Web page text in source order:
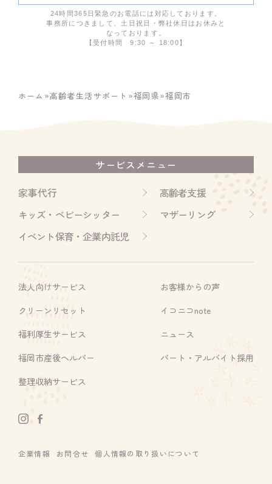
24時間365日緊急のお電話には対応しております。
事務所につきまして、土日祝日・弊社休日はお休みと
なっております。
【受付時間 9:30 ～ 18:00】
ホーム »高齢者生活サポート »福岡県»福岡市
サービスメニュー
家事代行
高齢者支援
キッズ・ベビーシッター
マザーリング
イベント保育・企業内託児
法人向けサービス
クリーンリセット
福利厚生サービス
福岡市産後ヘルパー
整理収納サービス
お客様からの声
イコニコnote
ニュース
パート・アルバイト採用
企業情報 お問合せ 個人情報の取り扱いについて